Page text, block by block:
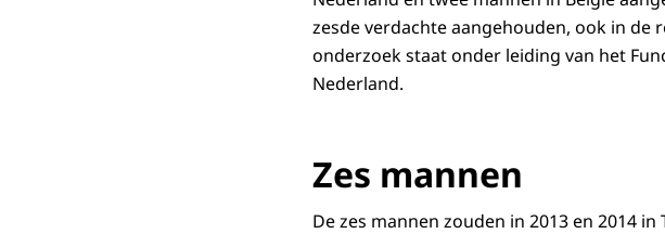
zesde verdachte aangehouden, ook in de
onderzoek staat onder leiding van het
Nederland.
Zes mannen
De zes mannen zouden in 2013 en 2014